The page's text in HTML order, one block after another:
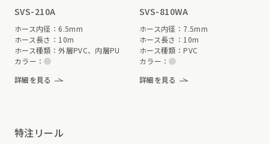
SVS-210A
ホース内径：6.5mm
ホース長さ：10m
ホース種類：外層PVC、内層PU
カラー：
詳細を見る
SVS-810WA
ホース内径：7.5mm
ホース長さ：10m
ホース種類：PVC
カラー：
詳細を見る
特注リール